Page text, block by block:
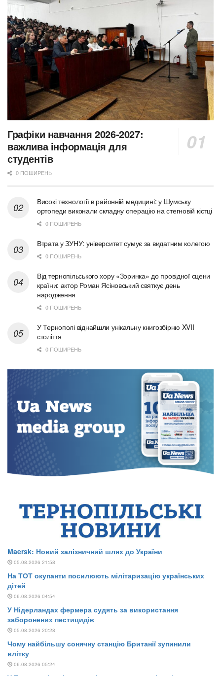
Графіки навчання 2026-2027:
важлива інформація для
студентів
0 ПОШИРЕНЬ
Високі технології в районній медицині: у Шумську
ортопеди виконали складну операцію на стегновій кістці
0 ПОШИРЕНЬ
Втрата у ЗУНУ: університет сумує за видатним колегою
0 ПОШИРЕНЬ
Від тернопільського хору «Зоринка» до провідної сцени
країни: актор Роман Ясіновський святкує день
народження
0 ПОШИРЕНЬ
У Тернополі віднайшли унікальну книгозбірню XVII
століття
0 ПОШИРЕНЬ